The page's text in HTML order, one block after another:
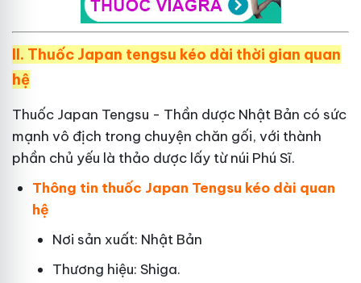
II. Thuốc Japan tengsu kéo dài thời gian quan
hệ
Thuốc Japan Tengsu - Thần dược Nhật Bản có sức
mạnh vô địch trong chuyện chăn gối, với thành
phần chủ yếu là thảo dược lấy từ núi Phú Sĩ.
Thông tin thuốc Japan Tengsu kéo dài quan
hệ
Nơi sản xuất: Nhật Bản
Thương hiệu: Shiga.